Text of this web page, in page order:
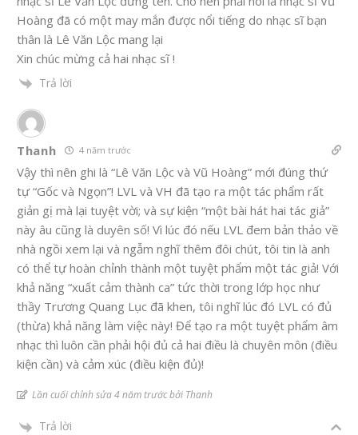
Hoàng đã có một may mắn được nổi tiếng do nhạc sĩ bạn
thân là Lê Văn Lộc mang lại
Xin chúc mừng cả hai nhạc sĩ !
Trả lời
Thanh 4 năm trước
Vậy thì nên ghi là “Lê Văn Lộc và Vũ Hoàng” mới đúng thứ
tự “Gốc và Ngọn”! LVL và VH đã tạo ra một tác phẩm rất
giản gị mà lại tuyệt vời; và sự kiện “một bài hát hai tác giả”
này âu cũng là duyên số! Vì lúc đó nếu LVL đem bản thảo về
nhà ngồi xem lại và ngẫm nghĩ thêm đôi chút, tôi tin là anh
có thể tự hoàn chỉnh thành một tuyệt phẩm một tác giả! Với
khả năng “xuất cảm thành ca” tức thời trong lớp học như
thầy Trương Quang Lục đã khen, tôi nghĩlúc đó LVL có đủ
(thừa) khả năng làm việc này! Để tạo ra một tuyệt phẩm âm
nhạc thì luôn cần phải hội đủ cả hai điều là chuyên môn (điều
kiện cần) và cảm xúc (điều kiện đủ)!
Lần cuối chỉnh sửa 4 năm trước bởi Thanh
Trả lời